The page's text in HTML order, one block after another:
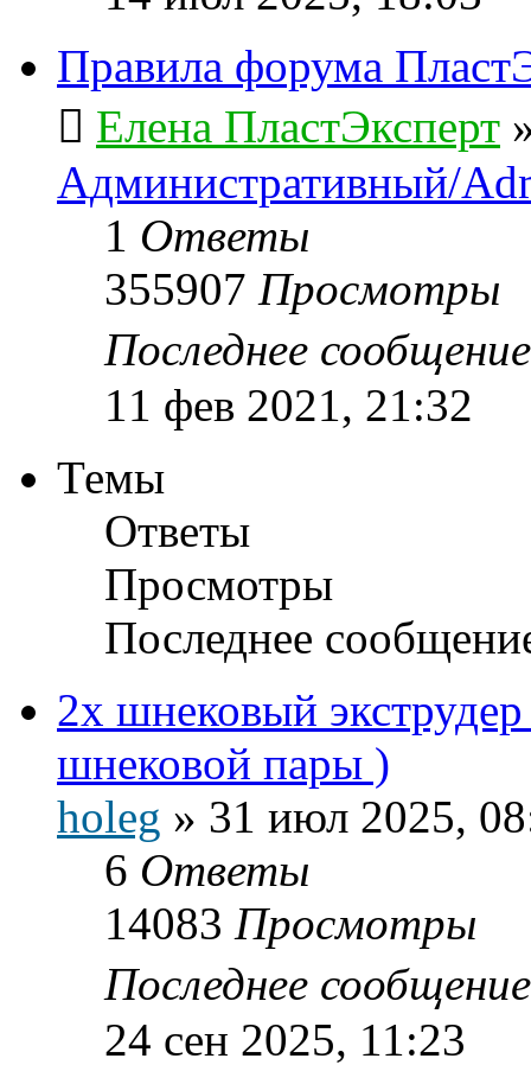
Правила форума
Елена ПластЭксперт
Административный/
1 Ответы
355907 Просмотры
Последнее
11 фев 2021, 21:32
Темы
Ответы
Просмотры
Последнее
2х шнековый
шнековой пары )
holeg » 31 июл 2025,
6 Ответы
14083 Просмотры
Последнее
24 сен 2025, 11:23